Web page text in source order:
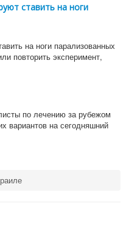
ставить на ноги
на ноги парализованных
повторить эксперимент,
по лечению за рубежом
вариантов на сегодняшний